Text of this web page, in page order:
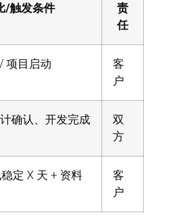
/触发条件
责
任
项目启动
客
户
确认、开发完成
双
方
定 X 天 + 资料
客
户